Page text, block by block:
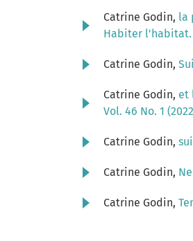
Catrine Godin, la
Habiter l'habitat.
Catrine Godin,
Catrine Godin, et
Vol. 46 No. 1
Catrine Godin,
Catrine Godin,
Catrine Godin,